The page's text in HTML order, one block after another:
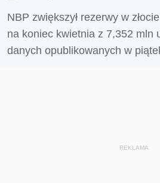
NBP zwiększył rezerwy w
na koniec kwietnia z 7,352 mln
danych opublikowanych w
REKLAMA